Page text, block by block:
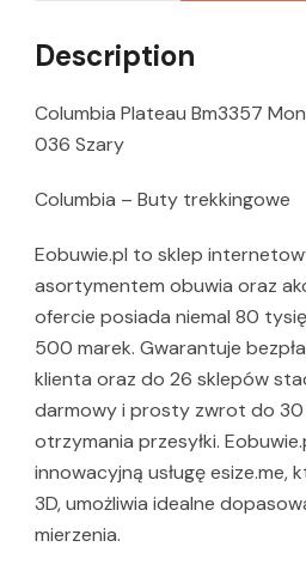
Description
Columbia Plateau Bm3357
036 Szary
Columbia – Buty trekkingowe
Eobuwie.pl to sklep
asortymentem obuwia oraz
ofercie posiada niemal 80
500 marek. Gwarantuje
klienta oraz do 26 sklepów
darmowy i prosty zwrot do
otrzymania przesyłki.
innowacyjną usługę esize.me,
3D, umożliwia idealne
mierzenia.